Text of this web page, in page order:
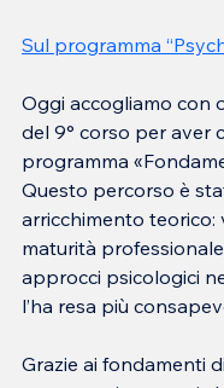
Sul programma
Oggi accogliamo con
del 9° corso per aver
programma
Questo percorso è
arricchimento
maturità
approcci psicologici
l’ha resa più
Grazie ai fondamenti